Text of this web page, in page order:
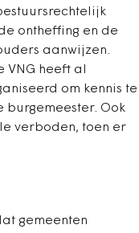
ontheffing en de
aanwijzen.
heeft al
om kennis te
burgemeester. Ook
verboden, toen er
gemeenten